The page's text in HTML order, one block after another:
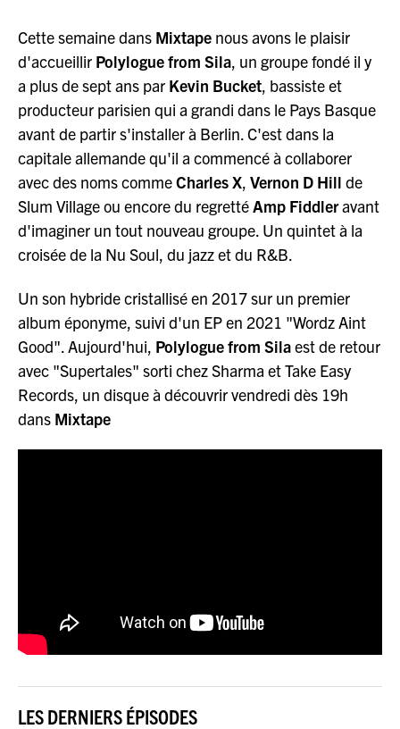
Cette semaine dans Mixtape nous avons le plaisir
d'accueillir Polylogue from Sila, un groupe fondé il y
a plus de sept ans par Kevin Bucket, bassiste et
producteur parisien qui a grandi dans le Pays Basque
avant de partir s'installer à Berlin. C'est dans la
capitale allemande qu'il a commencé à collaborer
avec des noms commeCharles X, Vernon D Hill de
Slum Village ou encore du regrettéAmp Fiddleravant
d'imaginer un tout nouveau groupe. Un quintet à la
croisée de la Nu Soul, du jazz et du R&B.
Un son hybride cristallisé en 2017 sur un premier
album éponyme, suivi d'un EP en 2021 "Wordz Aint
Good". Aujourd'hui, Polylogue from Silaest de retour
avec "Supertales" sorti chez Sharma et Take Easy
Records, un disque à découvrir vendredi dès 19h
dans Mixtape
LES DERNIERS ÉPISODES